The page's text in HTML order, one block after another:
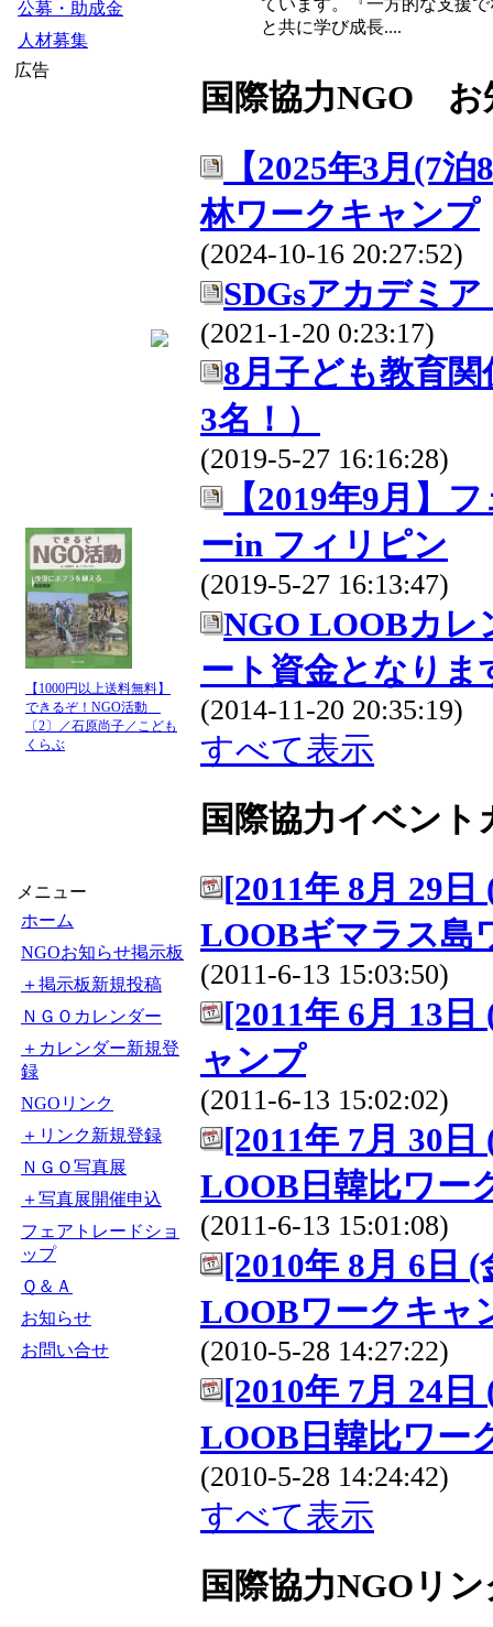
公募・助成金
人材募集
広告
【1000円以上送料無料】
できるぞ！NGO活動
〔2〕／石原尚子／こども
くらぶ
メニュー
ホーム
NGOお知らせ掲示板
＋掲示板新規投稿
ＮＧＯカレンダー
＋カレンダー新規登
録
NGOリンク
＋リンク新規登録
ＮＧＯ写真展
＋写真展開催申込
フェアトレードショ
ップ
Ｑ＆Ａ
お知らせ
お問い合せ
ています。『一方的な支援
と共に学び成長....
国際協力NGO お
【2025年3月(7
林ワークキャンプ
(2024-10-16 20:27:52)
SDGsアカデミ
(2021-1-20 0:23:17)
8月子ども教育
3名！）
(2019-5-27 16:16:28)
【2019年9月】
ーin フィリピン
(2019-5-27 16:13:47)
NGO LOOBカレ
ート資金となりま
(2014-11-20 20:35:19)
すべて表示
国際協力イベント
[2011年 8月 29
LOOBギマラス島
(2011-6-13 15:03:50)
[2011年 6月 13
ャンプ
(2011-6-13 15:02:02)
[2011年 7月 30
LOOB日韓比ワー
(2011-6-13 15:01:08)
[2010年 8月 6日
LOOBワークキャ
(2010-5-28 14:27:22)
[2010年 7月 24
LOOB日韓比ワー
(2010-5-28 14:24:42)
すべて表示
国際協力NGOリ